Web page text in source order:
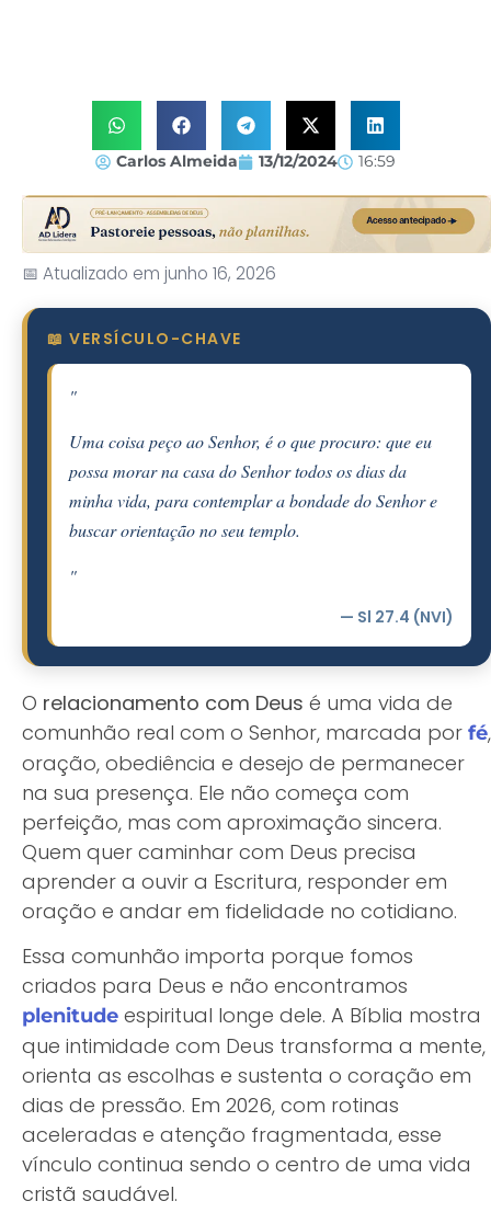
Carlos Almeida 13/12/2024 16:59
📅 Atualizado em junho 16, 2026
📖 VERSÍCULO-CHAVE
"
Uma coisa peço ao Senhor, é o que procuro: que eu
possa morar na casa do Senhor todos os dias da
minha vida, para contemplar a bondade do Senhor e
buscar orientação no seu templo.
"
— Sl 27.4 (NVI)
O relacionamento com Deus é uma vida de
comunhão real com o Senhor, marcada por fé,
oração, obediência e desejo de permanecer
na sua presença. Ele não começa com
perfeição, mas com aproximação sincera.
Quem quer caminhar com Deus precisa
aprender a ouvir a Escritura, responder em
oração e andar em fidelidade no cotidiano.
Essa comunhão importa porque fomos
criados para Deus e não encontramos
plenitude espiritual longe dele. A Bíblia mostra
que intimidade com Deus transforma a mente,
orienta as escolhas e sustenta o coração em
dias de pressão. Em 2026, com rotinas
aceleradas e atenção fragmentada, esse
vínculo continua sendo o centro de uma vida
cristã saudável.